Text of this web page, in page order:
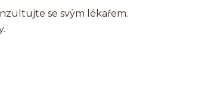
se svým lékařem.